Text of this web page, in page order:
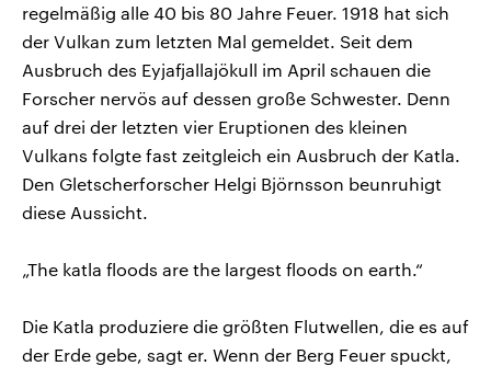
regelmäßig alle 40 bis 80 Jahre Feuer. 1918 hat sich
der Vulkan zum letzten Mal gemeldet. Seit dem
Ausbruch des Eyjafjallajökull im April schauen die
Forscher nervös auf dessen große Schwester. Denn
auf drei der letzten vier Eruptionen des kleinen
Vulkans folgte fast zeitgleich ein Ausbruch der Katla.
Den Gletscherforscher Helgi Björnsson beunruhigt
diese Aussicht.
„The katla floods are the largest floods on earth.“
Die Katla produziere die größten Flutwellen, die es auf
der Erde gebe, sagt er. Wenn der Berg Feuer spuckt,